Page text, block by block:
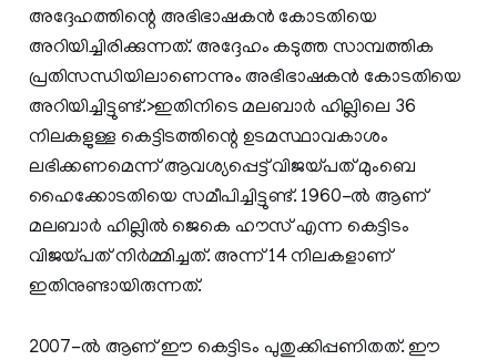
അദ്ദേഹത്തിന്റെ അഭിഭാഷകന്‍ കോടതിയെ
അറിയിച്ചിരിക്കുന്നത്. അദ്ദേഹം കടുത്ത സാമ്പത്തിക
പ്രതിസന്ധിയിലാണെന്നും അഭിഭാഷകൻ കോടതിയെ
അറിയിച്ചിട്ടുണ്ട്.>ഇതിനിടെ മലബാർ ഹില്ലിലെ 36
നിലകളുള്ള കെട്ടിടത്തിന്റെ ഉടമസ്ഥാവകാശം
ലഭിക്കണമെന്ന് ആവശ്യപ്പെട്ട് വിജയ്പത് മുംബെ
ഹൈക്കോടതിയെ സമീപിച്ചിട്ടുണ്ട്. 1960-ൽ ആണ്
മലബാർ ഹില്ലിൽ ജെകെ ഹൗസ് എന്ന കെട്ടിടം
വിജയ്പത് നിർമ്മിച്ചത്. അന്ന് 14 നിലകളാണ്
ഇതിനുണ്ടായിരുന്നത്.
2007-ൽ ആണ് ഈ കെട്ടിടം പുതുക്കിപ്പണിതത്. ഈ